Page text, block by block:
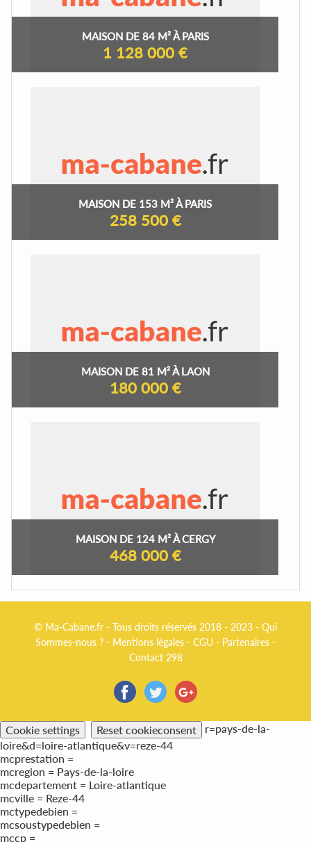
MAISON DE 84 M² À PARIS
1 128 000 €
MAISON DE 153 M² À PARIS
258 500 €
MAISON DE 81 M² À LAON
180 000 €
MAISON DE 124 M² À CERGY
468 000 €
© Ma-Cabane.fr - Tous droits réservés 2018 - 2023 - Qui
Sommes-nous ? - Mentions légales - CGU - Partenaires -
Contact 298
Cookie settings Reset cookieconsent
r=pays-de-la-
loire&d=loire-atlantique&v=reze-44
mcprestation =
mcregion = Pays-de-la-loire
mcdepartement = Loire-atlantique
mcville = Reze-44
mctypedebien =
mcsoustypedebien =
mccp =